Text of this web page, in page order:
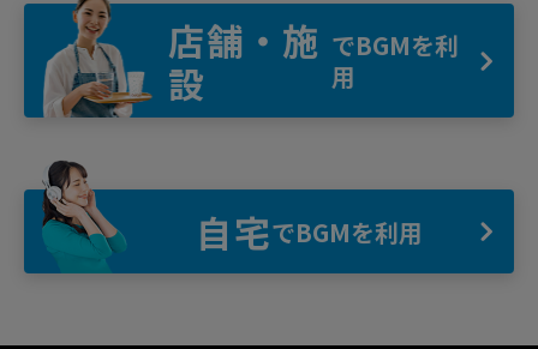
店舗・施
設
でBGMを利
用
自宅でBGMを利用